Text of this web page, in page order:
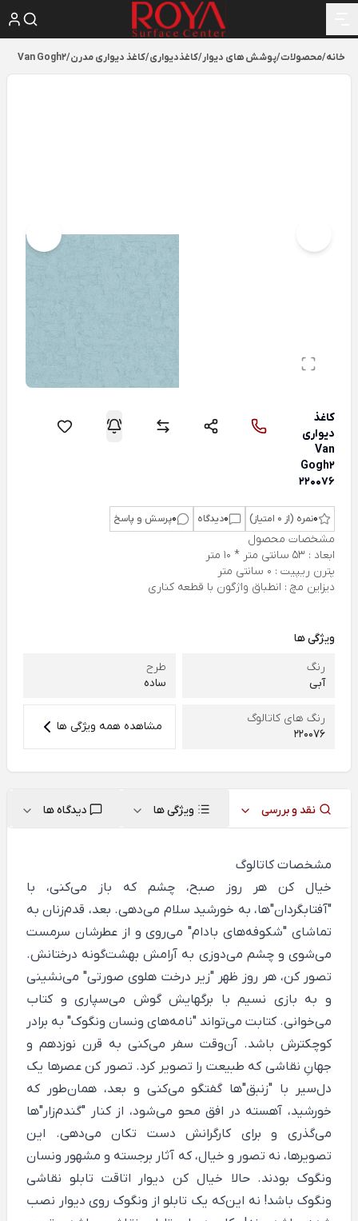
خانه/محصولات/پوشش های دیوار/کاغذدیواری/کاغذ دیواری مدرن/
Van Gogh2
کاغذ
دیواری
Van
Gogh2
220076
0نمره (از 0 امتیاز) 0دیدگاه 0پرسش و پاسخ
مشخصات محصول
ابعاد : 53 سانتی متر * 10 متر
پترن ریپیت : 0 سانتی متر
دیزاین مچ : انطباق واژگون با قطعه کناری
ویژگی ها
رنگ
آبی
طرح
ساده
رنگ های کاتالوگ
220076
مشاهده همه ویژگی ها
نقد و بررسی ویژگی ها دیدگاه ها
مشخصات کاتالوگ
خیال کن هر روز صبح، چشم که باز می‌کنی، با
"آفتابگردان"ها، به خورشید سلام می‌دهی. بعد، قدم‌زنان به
تماشای "شکوفه‌های بادام" می‌روی و از عطرشان سرمست
می‌شوی و چشم می‌دوزی به آرامش بهشت‌گونه درختانش.
تصور کن، هر روز ظهر "زیر درخت هلوی صورتی" می‌نشینی
و به بازی نسیم با برگ‎هایش گوش ‌می‌سپاری و کتاب
می‌خوانی. کتابت می‌تواند "نامه‌های ونسان ونگوک" به برادر
کوچکترش باشد. آن‌وقت سفر می‌کنی به قرن نوزدهم و
جهانِ نقاشی که طبیعت را تصویر کرد. تصور کن عصرها یک
دل‌سیر با "زنبق"ها گفتگو می‌کنی و بعد، همان‌طور که
خورشید، آهسته در افق محو می‌شود، از کنار "گندم‌زار"ها
می‌گذری و برای کارگرانش دست تکان می‌دهی. این
تصویرها، نه تصور و خیال، که آثار برجسته و مشهور ونسان
ونگوک بودند. حالا خیال کن دیوار اتاقت تابلو نقاشی
ونگوک باشد! نه این‌که یک تابلو از ونگوک روی دیوار نصب